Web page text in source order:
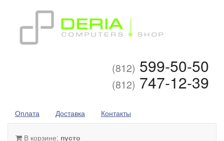
(812) 599-50-50
(812) 747-12-39
Оплата Доставка Контакты
В корзине: пусто